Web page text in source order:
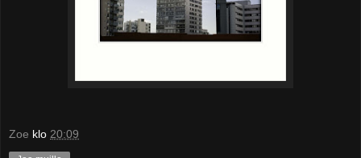
Zoe klo 20:09